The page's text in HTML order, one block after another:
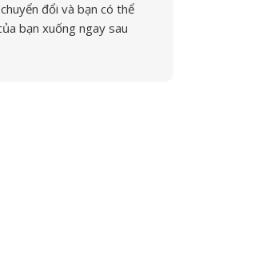
đổi và bạn có thể
bạn xuống ngay sau